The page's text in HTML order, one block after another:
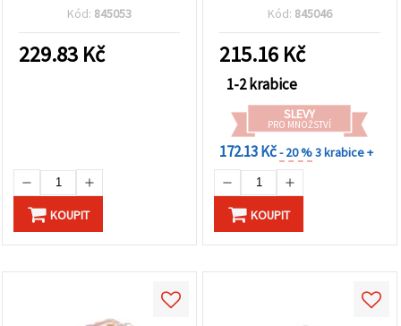
Kód: 845053
229.83 Kč
KOUPIT
Kód: 845046
215.16 Kč
1-2 krabice
SLEVY
PRO MNOŽSTVÍ
172.13 Kč- 20 %3 krabice +
KOUPIT